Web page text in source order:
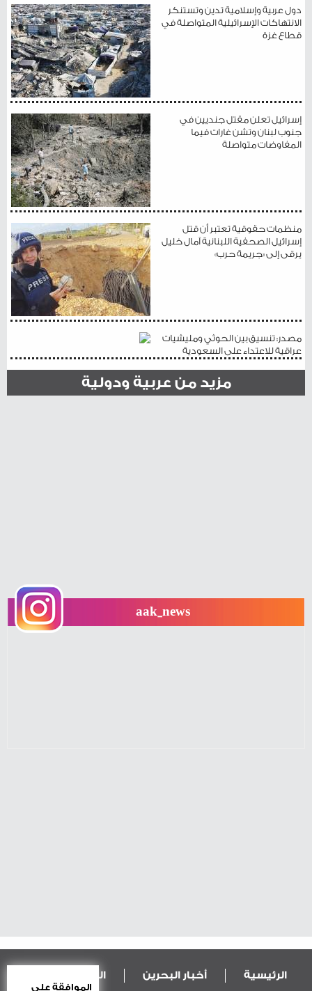
دول عربية وإسلامية تدين وتستنكر
الانتهاكات الإسرائيلية المتواصلة في
قطاع غزة
إسرائيل تعلن مقتل جنديين في
جنوب لبنان وتشن غارات فيما
المفاوضات متواصلة
منظمات حقوقية تعتبر أن قتل
إسرائيل الصحفية اللبنانية آمال خليل
يرقى إلى «جريمة حرب»
مصدر: تنسيق بين الحوثي ومليشيات
عراقية للاعتداء على السعودية
مزيد من عربية ودولية
aak_news
الرئيسية أخبار البحرين المال و الاقتصاد
الموافقة على